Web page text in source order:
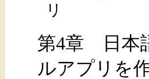
リ
第4章 日本
ルアプリを